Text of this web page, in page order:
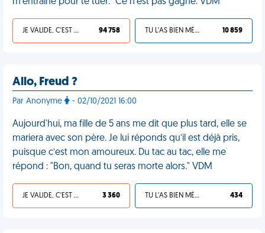
JE VALIDE, C'EST UNE VDM 94 758 TU L'AS BIEN MÉRITÉ 10 859
Allo, Freud ?
Par Anonyme - 02/10/2021 16:00
Aujourd'hui, ma fille de 5 ans me dit que plus tard, elle se
mariera avec son père. Je lui réponds qu’il est déjà pris,
puisque c’est mon amoureux. Du tac au tac, elle me
répond : "Bon, quand tu seras morte alors." VDM
JE VALIDE, C'EST UNE VDM 3 360 TU L'AS BIEN MÉRITÉ 434